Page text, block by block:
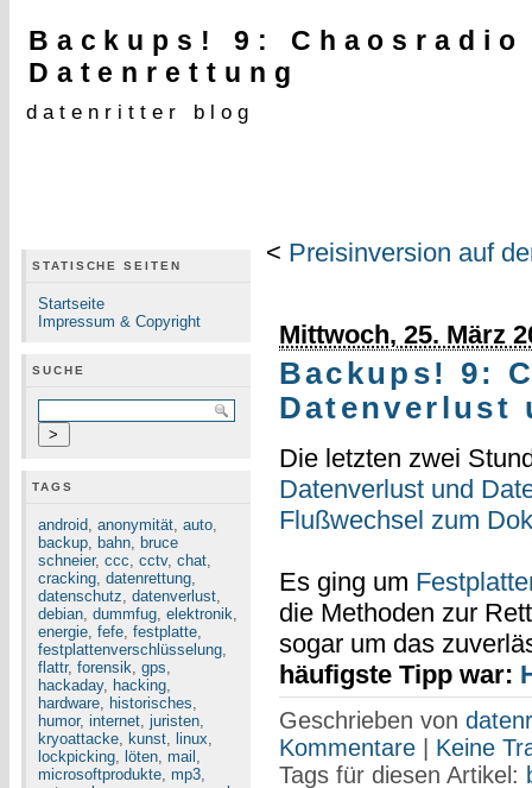
Backups! 9:
Datenrettung
datenritter blog
STATISCHE SEITEN
Startseite
Impressum & Copyright
SUCHE
TAGS
android, anonymität, auto,
backup, bahn, bruce
schneier, ccc, cctv, chat,
cracking, datenrettung,
datenschutz, datenverlust,
debian, dummfug, elektronik,
energie, fefe, festplatte,
festplattenverschlüsselung,
flattr, forensik, gps,
hackaday, hacking,
hardware, historisches,
humor, internet, juristen,
kryoattacke, kunst, linux,
lockpicking, löten, mail ,
microsoftprodukte, mp3,
< Preisinversion auf
Mittwoch, 25. März
Backups! 9:
Datenverlust
Die letzten zwei
Datenverlust und
Flußwechsel zum
Es ging um
die Methoden zur
sogar um das
häufigste Tipp war:
Geschrieben von
Kommentare| Keine
Tags für diesen Artikel: